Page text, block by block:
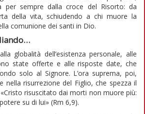
per sempre dalla croce del Risorto: da
della vita, schiudendo a chi muore la
comunione dei santi in Dio.
globalità dell’esistenza personale, alle
state offerte e alle risposte date, che
solo al Signore. L’ora suprema, poi,
nella risurrezione del Figlio, che spezza il
risuscitato dai morti non muore più:
su di lui» (Rm 6,9).